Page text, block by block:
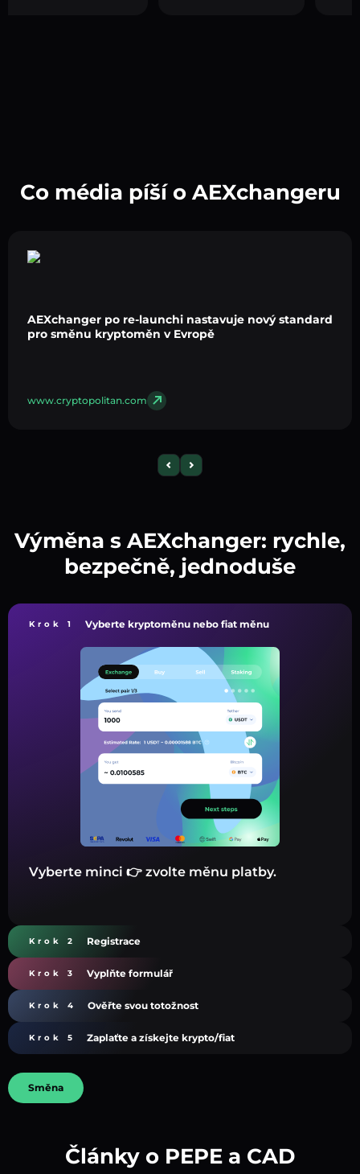
Co média píší o AEXchangeru
AEXchanger po re-launchi nastavuje nový standard
pro směnu kryptoměn v Evropě
www.cryptopolitan.com
Výměna s AEXchanger: rychle,
bezpečně, jednoduše
Krok 1 Vyberte kryptoměnu nebo fiat měnu
Vyberte minci 👉 zvolte měnu platby.
Krok 2 Registrace
Krok 3 Vyplňte formulář
Krok 4 Ověřte svou totožnost
Krok 5 Zaplaťte a získejte krypto/fiat
Směna
Články o PEPE a CAD